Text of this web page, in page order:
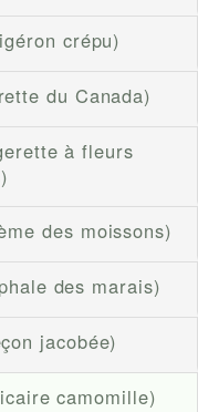
crépu)
du Canada)
à fleurs
des moissons)
des marais)
jacobée)
camomille)